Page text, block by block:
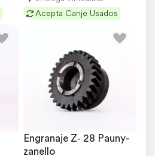
Acepta Canje Usados
Engranaje Z‐ 28 Pauny-
zanello